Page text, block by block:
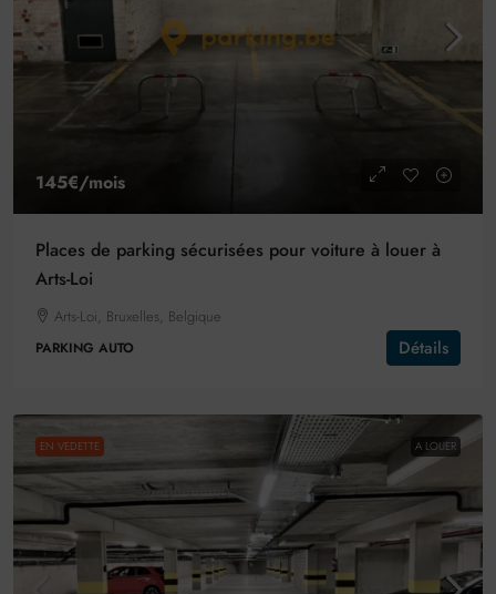
145€/mois
Places de parking sécurisées pour voiture à louer à
Arts-Loi
Arts-Loi, Bruxelles, Belgique
PARKING AUTO Détails
EN VEDETTE A LOUER